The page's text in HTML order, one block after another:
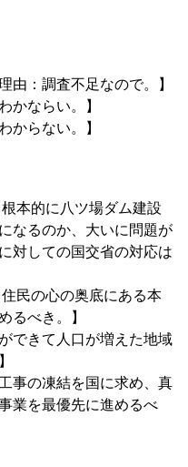
：調査不足なので。】
ならい。】
らない。】
的に八ツ場ダム建設
なるのか、大いに問題が
対しての国交省の対応は
民の心の奥底にある本
るべき。】
きて人口が増えた地域
の凍結を国に求め、真
業を最優先に進めるべ